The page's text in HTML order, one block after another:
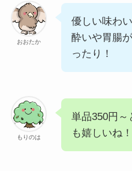
おおたか
優しい味わ
酔いや胃腸
ったり！
もりのは
単品350円～
も嬉しいね！